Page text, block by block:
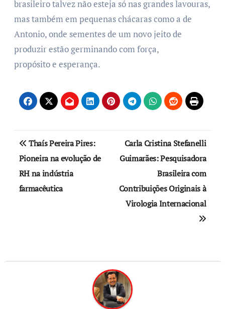
brasileiro talvez não esteja só nas grandes lavouras,
mas também em pequenas chácaras como a de
Antonio, onde sementes de um novo jeito de
produzir estão germinando com força,
propósito e esperança.
Thaís Pereira Pires:
Pioneira na evolução de
RH na indústria
farmacêutica
Carla Cristina Stefanelli
Guimarães: Pesquisadora
Brasileira com
Contribuições Originais à
Virologia Internacional